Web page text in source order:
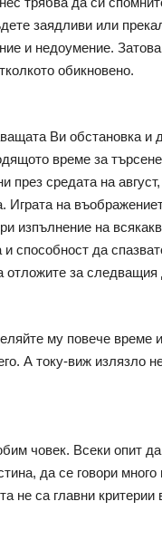
заядливи или
и недоумение.
обикновено.
Ви обстановка и
време за
средата на август,
Играта на
изпълнение на
способност да
отложите за следващия
му повече време
А току-виж излязло
човек. Всеки опит да
да се говори много
не са главни критерии